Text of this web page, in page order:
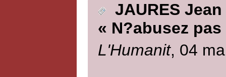
JAURES Jean
« N?abusez pas
L'Humanit, 04